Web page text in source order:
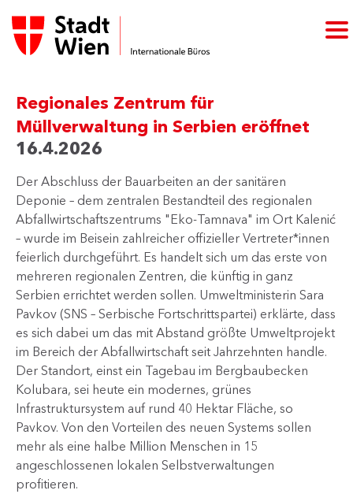
Regionales Zentrum für
Müllverwaltung in Serbien eröffnet
16.4.2026
Der Abschluss der Bauarbeiten an der sanitären
Deponie – dem zentralen Bestandteil des regionalen
Abfallwirtschaftszentrums "Eko‑Tamnava" im Ort Kalenić
– wurde im Beisein zahlreicher offizieller Vertreter*innen
feierlich durchgeführt. Es handelt sich um das erste von
mehreren regionalen Zentren, die künftig in ganz
Serbien errichtet werden sollen. Umweltministerin Sara
Pavkov (SNS – Serbische Fortschrittspartei) erklärte, dass
es sich dabei um das mit Abstand größte Umweltprojekt
im Bereich der Abfallwirtschaft seit Jahrzehnten handle.
Der Standort, einst ein Tagebau im Bergbaubecken
Kolubara, sei heute ein modernes, grünes
Infrastruktursystem auf rund 40 Hektar Fläche, so
Pavkov. Von den Vorteilen des neuen Systems sollen
mehr als eine halbe Million Menschen in 15
angeschlossenen lokalen Selbstverwaltungen
profitieren.